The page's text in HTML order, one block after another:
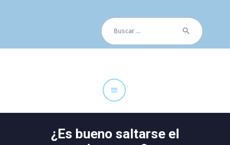
Buscar:
¿Es bueno saltarse el
Cuadro Médico
Especialidades